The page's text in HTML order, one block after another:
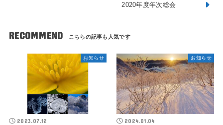
2020年度年次総会
RECOMMEND
お知らせ
2023.07.12
お知らせ
2024.01.04